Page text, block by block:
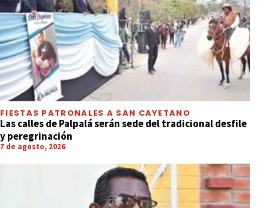
FIESTAS PATRONALES A SAN CAYETANO
Las calles de Palpalá serán sede del tradicional desfile
y peregrinación
7 de agosto, 2026